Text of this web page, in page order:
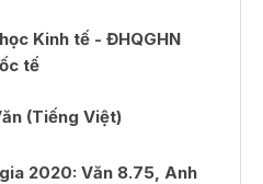
Kinh tế - ĐHQGHN
tế
(Tiếng Việt)
2020: Văn 8.75, Anh